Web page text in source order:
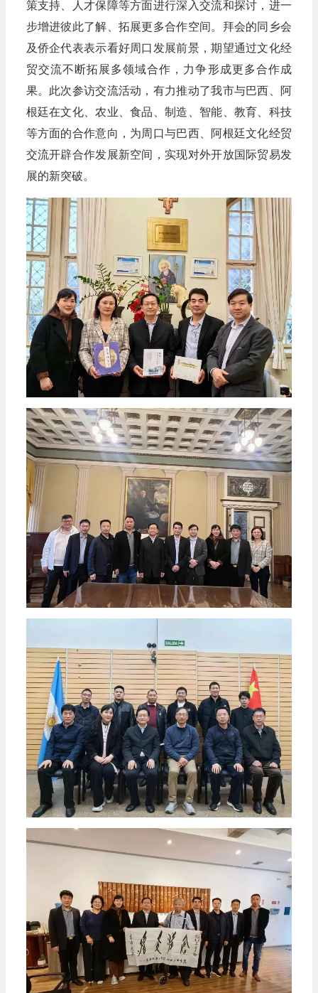
策支持、人才保障等方面进行深入交流和探讨，进一
步增进彼此了解、拓展更多合作空间。拜会的同乡会
及侨企代表表示看好周口发展前景，期望通过文化经
贸交流不断拓展多领域合作，力争形成更多合作成
果。此次参访交流活动，有力推动了我市与巴西、阿
根廷在文化、农业、食品、制造、智能、教育、科技
等方面的合作意向，为周口与巴西、阿根廷文化经贸
交流开辟合作发展新空间，实现对外开放国际贸易发
展的新突破。